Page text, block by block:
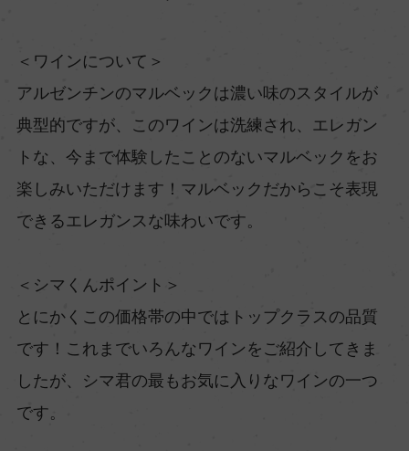
＜ワインについて＞
アルゼンチンのマルベックは濃い味のスタイルが
典型的ですが、このワインは洗練され、エレガン
トな、今まで体験したことのないマルベックをお
楽しみいただけます！マルベックだからこそ表現
できるエレガンスな味わいです。
＜シマくんポイント＞
とにかくこの価格帯の中ではトップクラスの品質
です！これまでいろんなワインをご紹介してきま
したが、シマ君の最もお気に入りなワインの一つ
です。